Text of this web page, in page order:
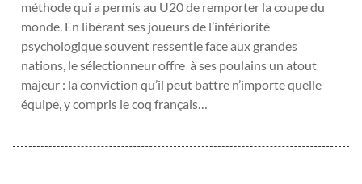
méthode qui a permis au U20 de remporter la coupe du
monde. En libérant ses joueurs de l’infériorité
psychologique souvent ressentie face aux grandes
nations, le sélectionneur offre à ses poulains un atout
majeur : la conviction qu’il peut battre n’importe quelle
équipe, y compris le coq français…